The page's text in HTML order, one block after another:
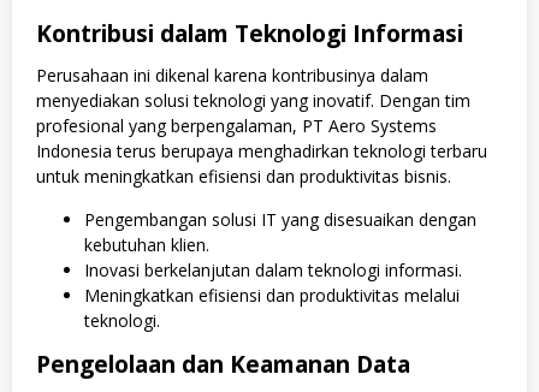
Kontribusi dalam Teknologi Informasi
Perusahaan ini dikenal karena kontribusinya dalam
menyediakan solusi teknologi yang inovatif. Dengan tim
profesional yang berpengalaman, PT Aero Systems
Indonesia terus berupaya menghadirkan teknologi terbaru
untuk meningkatkan efisiensi dan produktivitas bisnis.
Pengembangan solusi IT yang disesuaikan dengan
kebutuhan klien.
Inovasi berkelanjutan dalam teknologi informasi.
Meningkatkan efisiensi dan produktivitas melalui
teknologi.
Pengelolaan dan Keamanan Data